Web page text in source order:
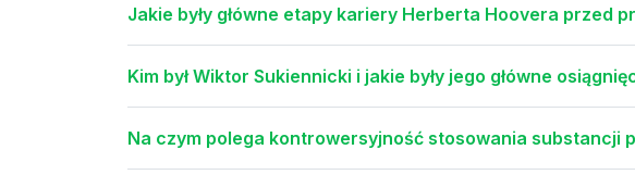
Jakie były główne etapy kariery Herberta Hoovera przed
Kim był Wiktor Sukiennicki i jakie były jego główne
Na czym polega kontrowersyjność stosowania substancji